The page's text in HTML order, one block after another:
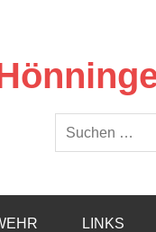
LINKS